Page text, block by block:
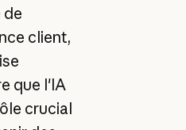
de
client,
que l'IA
crucial